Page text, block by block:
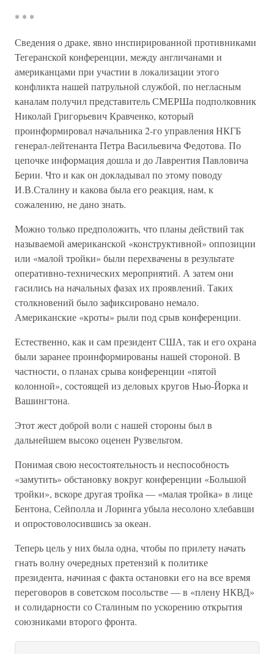
* * *
Сведения о драке, явно инспирированной противниками
Тегеранской конференции, между англичанами и
американцами при участии в локализации этого
конфликта нашей патрульной службой, по негласным
каналам получил представитель СМЕРШа подполковник
Николай Григорьевич Кравченко, который
проинформировал начальника 2-го управления НКГБ
генерал-лейтенанта Петра Васильевича Федотова. По
цепочке информация дошла и до Лаврентия Павловича
Берии. Что и как он докладывал по этому поводу
И.В.Сталину и какова была его реакция, нам, к
сожалению, не дано знать.
Можно только предположить, что планы действий так
называемой американской «конструктивной» оппозиции
или «малой тройки» были перехвачены в результате
оперативно-технических мероприятий. А затем они
гасились на начальных фазах их проявлений. Таких
столкновений было зафиксировано немало.
Американские «кроты» рыли под срыв конференции.
Естественно, как и сам президент США, так и его охрана
были заранее проинформированы нашей стороной. В
частности, о планах срыва конференции «пятой
колонной», состоящей из деловых кругов Нью-Йорка и
Вашингтона.
Этот жест доброй воли с нашей стороны был в
дальнейшем высоко оценен Рузвельтом.
Понимая свою несостоятельность и неспособность
«замутить» обстановку вокруг конференции «Большой
тройки», вскоре другая тройка — «малая тройка» в лице
Бентона, Сейполла и Лоринга убыла несолоно хлебавши
и опростоволосившись за океан.
Теперь цель у них была одна, чтобы по прилету начать
гнать волну очередных претензий к политике
президента, начиная с факта остановки его на все время
переговоров в советском посольстве — в «плену НКВД»
и солидарности со Сталиным по ускорению открытия
союзниками второго фронта.